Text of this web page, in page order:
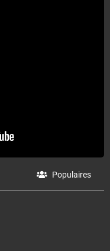
Populaires